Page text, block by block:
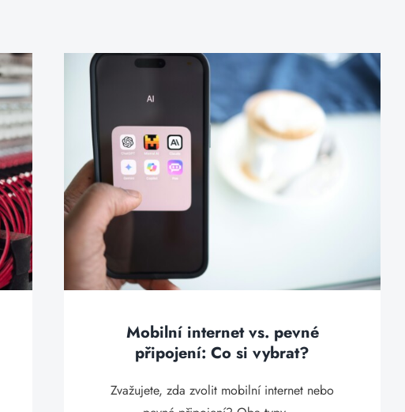
Mobilní internet vs. pevné
připojení: Co si vybrat?
Zvažujete, zda zvolit mobilní internet nebo